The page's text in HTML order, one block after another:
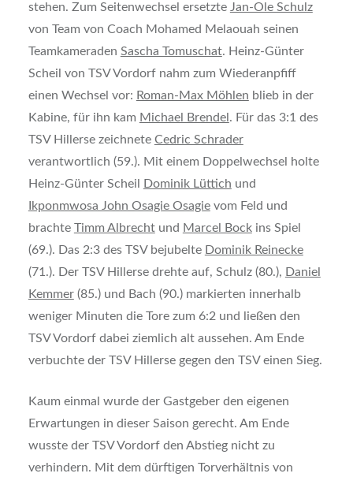
stehen. Zum Seitenwechsel ersetzte Jan-Ole Schulz
von Team von Coach Mohamed Melaouah seinen
Teamkameraden Sascha Tomuschat. Heinz-Günter
Scheil von TSV Vordorf nahm zum Wiederanpfiff
einen Wechsel vor: Roman-Max Möhlen blieb in der
Kabine, für ihn kam Michael Brendel . Für das 3:1 des
TSV Hillerse zeichnete Cedric Schrader
verantwortlich (59.). Mit einem Doppelwechsel holte
Heinz-Günter Scheil
Dominik Lüttich und
Ikponmwosa John Osagie Osagievom Feld und
brachte Timm Albrechtund Marcel Bockins Spiel
(69.). Das 2:3 des TSV bejubelte Dominik Reinecke
(71.). Der TSV Hillerse drehte auf, Schulz (80.), Daniel
Kemmer(85.) und Bach (90.) markierten innerhalb
weniger Minuten die Tore zum 6:2 und ließen den
TSV Vordorf dabei ziemlich alt aussehen. Am Ende
verbuchte der TSV Hillerse gegen den TSV einen Sieg.
Kaum einmal wurde der Gastgeber den eigenen
Erwartungen in dieser Saison gerecht. Am Ende
wusste der TSV Vordorf den Abstieg nicht zu
verhindern. Mit dem dürftigen Torverhältnis von